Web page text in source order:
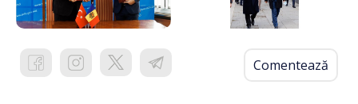
Comentează